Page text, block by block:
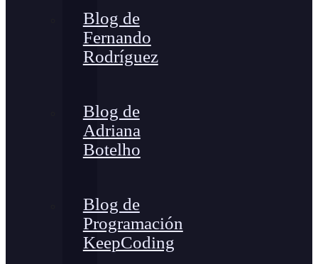
Blog de
Fernando
Rodríguez
Blog de
Adriana
Botelho
Blog de
Programación
KeepCoding